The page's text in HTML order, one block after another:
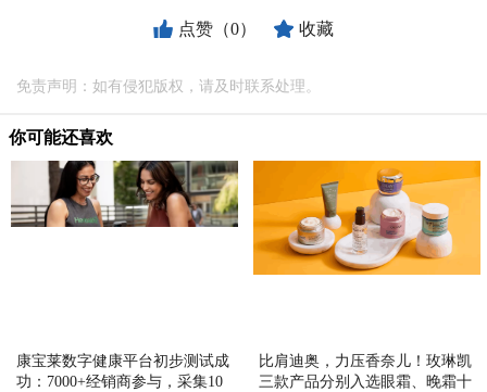
点赞（0） 收藏
免责声明：如有侵犯版权，请及时联系处理。
你可能还喜欢
康宝莱数字健康平台初步测试成
功：7000+经销商参与，采集10
比肩迪奥，力压香奈儿！玫琳凯
三款产品分别入选眼霜、晚霜十